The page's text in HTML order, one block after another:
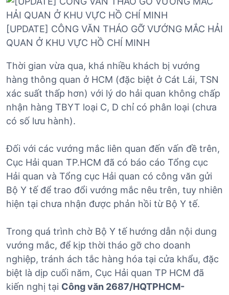
[UPDATE] CÔNG VĂN THÁO GỠ VƯỚNG MẮC HẢI
QUAN Ở KHU VỰC HỒ CHÍ MINH
Thời gian vừa qua, khá nhiều khách bị vướng
hàng thông quan ở HCM (đặc biệt ở Cát Lái, TSN
xác suất thấp hơn) với lý do hải quan không chấp
nhận hàng TBYT loại C, D chỉ có phân loại (chưa
có số lưu hành).
Đối với các vướng mắc liên quan đến vấn đề trên,
Cục Hải quan TP.HCM đã có báo cáo Tổng cục
Hải quan và Tổng cục Hải quan có công văn gửi
Bộ Y tế để trao đổi vướng mắc nêu trên, tuy nhiên
hiện tại chưa nhận được phản hồi từ Bộ Y tế.
Trong quá trình chờ Bộ Y tế hướng dẫn nội dung
vướng mắc, để kịp thời tháo gỡ cho doanh
nghiệp, tránh ách tắc hàng hóa tại cửa khẩu, đặc
biệt là dịp cuối năm, Cục Hải quan TP HCM đã
kiến nghị tại Công văn 2687/HQTPHCM-